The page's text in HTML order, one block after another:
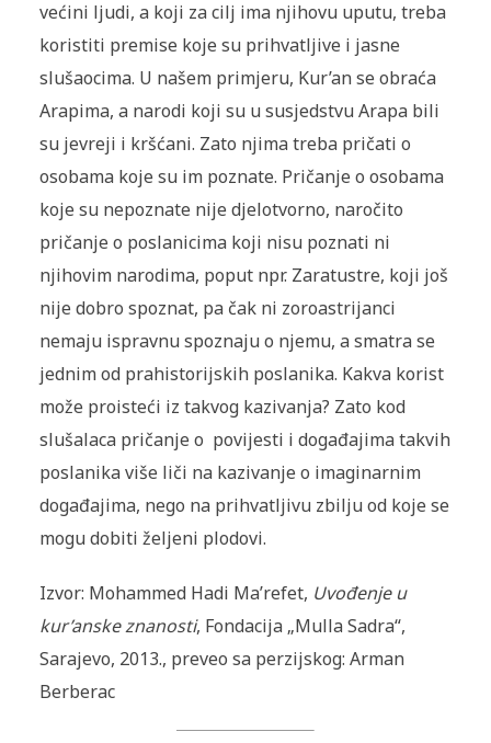
većini ljudi, a koji za cilj ima njihovu uputu, treba
koristiti premise koje su prihvatljive i jasne
slušaocima. U našem primjeru, Kur’an se obraća
Arapima, a narodi koji su u susjedstvu Arapa bili
su jevreji i kršćani. Zato njima treba pričati o
osobama koje su im poznate. Pričanje o osobama
koje su nepoznate nije djelotvorno, naročito
pričanje o poslanicima koji nisu poznati ni
njihovim narodima, poput npr. Zaratustre, koji još
nije dobro spoznat, pa čak ni zoroastrijanci
nemaju ispravnu spoznaju o njemu, a smatra se
jednim od prahistorijskih poslanika. Kakva korist
može proisteći iz takvog kazivanja? Zato kod
slušalaca pričanje o povijesti i događajima takvih
poslanika više liči na kazivanje o imaginarnim
događajima, nego na prihvatljivu zbilju od koje se
mogu dobiti željeni plodovi.
Izvor: Mohammed Hadi Ma’refet, Uvođenje u
kur’anske znanosti, Fondacija „Mulla Sadra“,
Sarajevo, 2013., preveo sa perzijskog: Arman
Berberac